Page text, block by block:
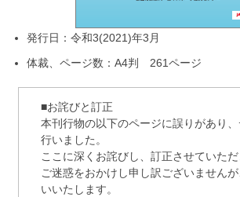
発行日：令和3(2021)年3月
体裁、ページ数：A4判 261ページ
■お詫びと訂正
本刊行物の以下のページに誤りがあり
行いました。
ここに深くお詫びし、訂正させていただ
ご迷惑をおかけし申し訳ございません
いいたします。